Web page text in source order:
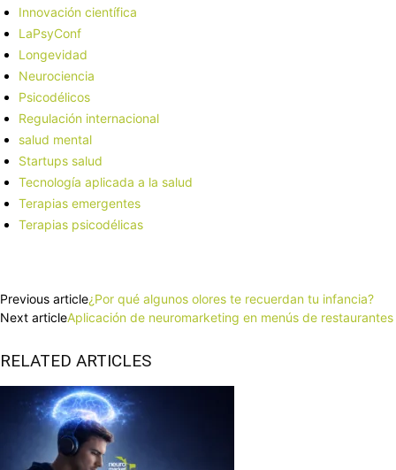
Innovación científica
LaPsyConf
Longevidad
Neurociencia
Psicodélicos
Regulación internacional
salud mental
Startups salud
Tecnología aplicada a la salud
Terapias emergentes
Terapias psicodélicas
Previous article¿Por qué algunos olores te recuerdan tu infancia?
Next articleAplicación de neuromarketing en menús de restaurantes
RELATED ARTICLES